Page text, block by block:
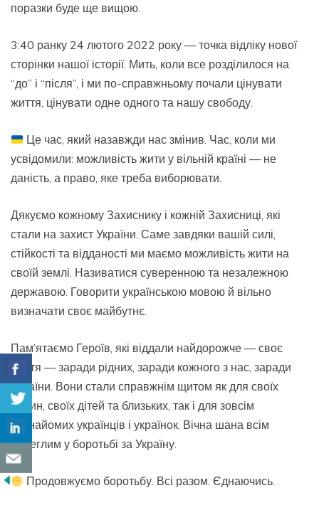
поразки буде ще вищою.
3:40 ранку 24 лютого 2022 року — точка відліку нової
сторінки нашої історії. Мить, коли все розділилося на
“до” і “після”, і ми по-справжньому почали цінувати
життя, цінувати одне одного та нашу свободу.
Це час, який назавжди нас змінив. Час, коли ми
усвідомили: можливість жити у вільній країні — не
даність, а право, яке треба виборювати.
Дякуємо кожному Захиснику і кожній Захисниці, які
стали на захист України. Саме завдяки вашій силі,
стійкості та відданості ми маємо можливість жити на
своїй землі. Називатися суверенною та незалежною
державою. Говорити українською мовою й вільно
визначати своє майбутнє.
Пам’ятаємо Героїв, які віддали найдорожче — своє
життя — заради рідних, заради кожного з нас, заради
України. Вони стали справжнім щитом як для своїх
родин, своїх дітей та близьких, так і для зовсім
незнайомих українців і українок. Вічна шана всім
полеглим у боротьбі за Україну.
Продовжуємо боротьбу. Всі разом. Єднаючись.